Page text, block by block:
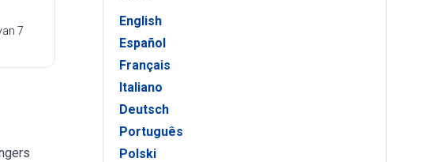
7
English
Español
Français
Italiano
Deutsch
Português
Polski